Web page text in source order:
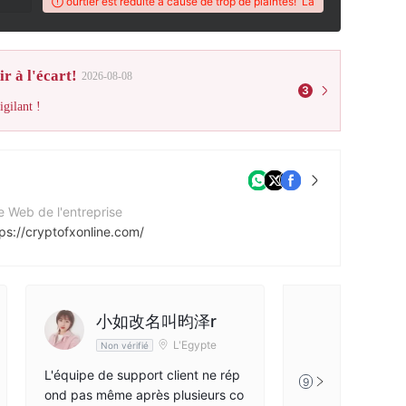
à l'écart! 2026-08-08
!
3
Web de l'entreprise
cryptofxonline.com/
小如改名叫昀泽r
Non vérifié L'Egypte
L'équipe de support client ne rép
ond pas même après plusieurs co
Crypto FX n'est
9